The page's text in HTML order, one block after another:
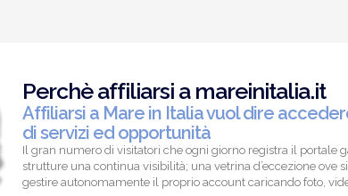
Perchè affiliarsi a mareinitalia.it
Affiliarsi a Mare in Italia vuol dire
di servizi ed opportunità
Il gran numero di visitatori che ogni giorno registra il portale
strutture una continua visibilità; una vetrina d’eccezione ove
gestire autonomamente il proprio account caricando foto,